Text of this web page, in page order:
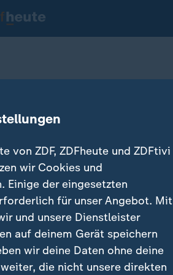
von ZDF, ZDFheute und ZDFtivi
wir Cookies und
Einige der eingesetzten
für unser Angebot. Mit
und unsere Dienstleister
auf deinem Gerät speichern
wir deine Daten ohne deine
die nicht unsere direkten